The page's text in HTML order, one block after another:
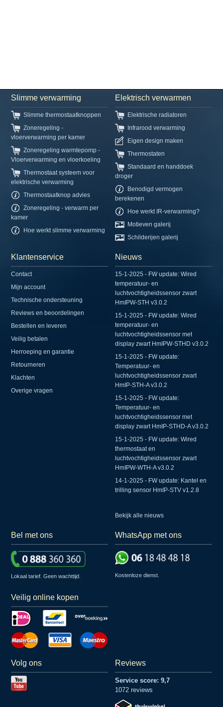
Slimme verwarming
Slimme thermostaatknoppen
Zoneregeling -
vloerverwarming per kamer
Zoneregeling warmtepomp -
Vloerverwarming en vloerkoeling
Thermostaat systeem voor
elektrische verwarming
Thermostaatknop advies
Zoneregeling - verwarm per
kamer
Hoe werkt slimme verwarming
Elektrisch verwarmen
Elektrische radiatoren
Infrarood verwarming
Eigen design maken
Thermostaten
Standaard en handdoek
droger
Benodigd vermogen
berekenen
Hoe werkt IR-verwarming?
Motieven galerij
Schilderijen galerij
Klantenservice
Contact
Mijn account
Technische ondersteuning
Reviews en beoordelingen
Bestellen en leveren
Veilig betalen
Herroeping en garantie
Retourneren
Klachten
Overige vragen
Nieuws
15-1-2025 - FW update: Wired
temperatuur- en
luchtvochtigheidssensor zwart
HmIPW-STH v3.0.2
15-1-2025 - FW update: Wired
temperatuur- en
luchtvochtigheidssensor met
display zwart HmIPW-STHD v3.0.2
15-1-2025 - FW update:
Temperatuur- en
luchtvochtigheidssensor zwart
HmIP-STH-A v3.0.2
15-1-2025 - FW update:
Temperatuur- en
luchtvochtigheidssensor met
display zwart HmIP-STHD-A v3.0.2
15-1-2025 - FW update: Wired
thermostaat en
luchtvochtigheidssensor zwart
HmIPW-WTH-A v3.0.2
14-1-2025 - FW update: Kantel en
trilling sensor HmIP-STV v1.2.8
Bekijk alle nieuws
Bel met ons
Lokaal tarief. Geen wachttijd.
WhatsApp met ons
Kostenloze dienst.
Veilig online kopen
Volg ons Reviews
Service score: 9,7
1072 reviews